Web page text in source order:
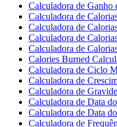
Calculadora de Ganho
Calculadora de
Calculadora de
Calculadora de
Calculadora de
Calories Burned
Calculadora de Ciclo
Calculadora de
Calculadora de
Calculadora de Data
Calculadora de Data
Calculadora de